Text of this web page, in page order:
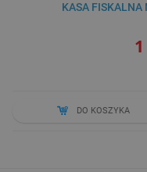
KASA FISKALNA
DO KOSZYKA